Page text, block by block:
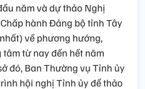
năm và dự thảo Nghị
hành Đảng bộ tỉnh Tây
về phương hướng,
từ nay đến hết năm
đó, Ban Thường vụ Tỉnh ủy
hội nghị Tỉnh ủy để thảo